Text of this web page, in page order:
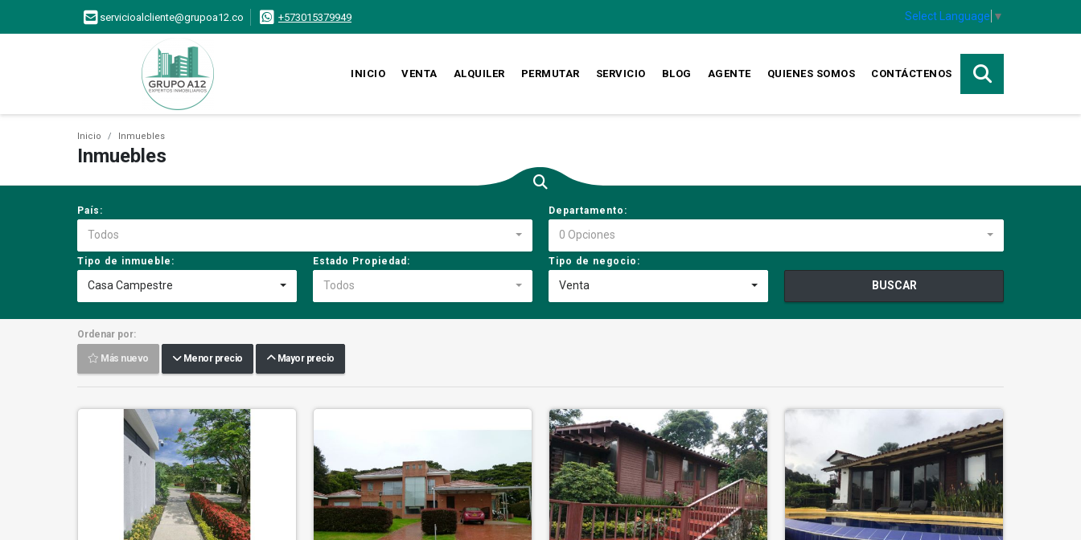
servicioalcliente@grupoa12.co +573015379949 Select Language ▼
INICIO VENTA ALQUILER PERMUTAR SERVICIO BLOG AGENTE QUIENES SOMOS CONTÁCTENOS
Inicio Inmuebles
Inmuebles
País:
Todos
Departamento:
0 Opciones
Tipo de inmueble:
Casa Campestre
Estado Propiedad:
Todos
Tipo de negocio:
Venta BUSCAR
Ordenar por:
Más nuevo Menor precio Mayor precio